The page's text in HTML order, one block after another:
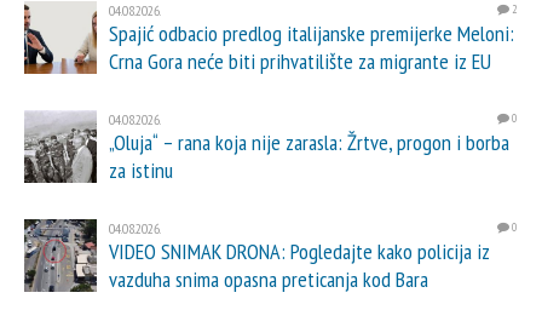
04.08.2026. 2
Spajić odbacio predlog italijanske premijerke Meloni:
Crna Gora neće biti prihvatilište za migrante iz EU
04.08.2026. 0
„Oluja“ – rana koja nije zarasla: Žrtve, progon i borba
za istinu
04.08.2026. 0
VIDEO SNIMAK DRONA: Pogledajte kako policija iz
vazduha snima opasna preticanja kod Bara